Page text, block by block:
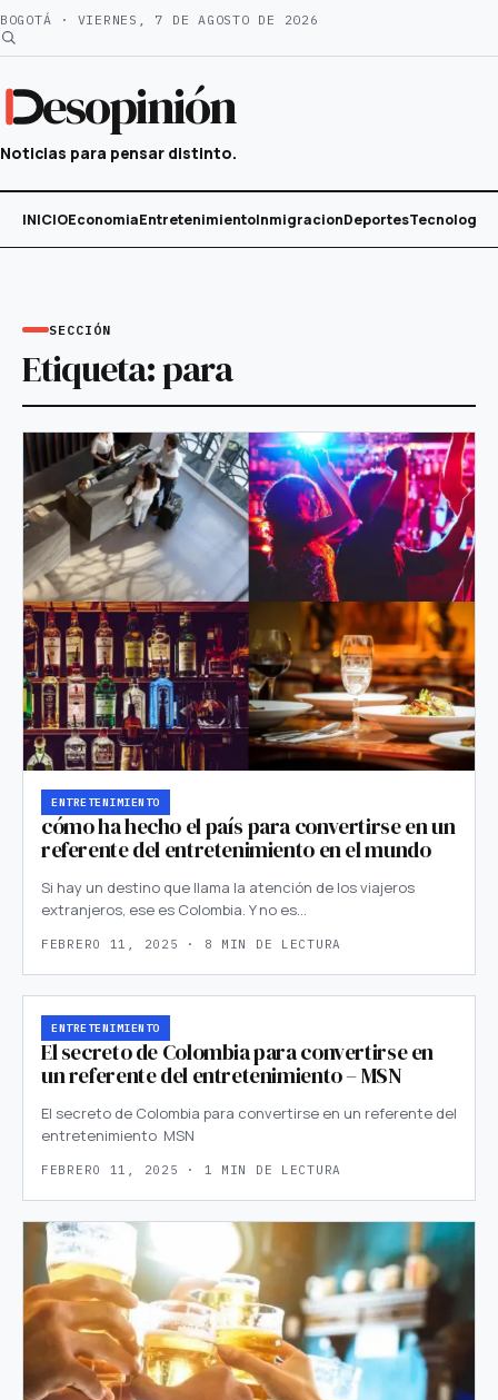
Saltar
al
BOGOTÁ · VIERNES, 7 DE AGOSTO DE 2026
esopinión
Noticias para pensar distinto.
INICIOEconomiaEntretenimientoInmigracionDeportesTecnología
SECCIÓN
Etiqueta:para
ENTRETENIMIENTO
cómo ha hecho el país para convertirse en un
referente del entretenimiento en el mundo
Si hay un destino que llama la atención de los viajeros
extranjeros, ese es Colombia. Y no es…
FEBRERO 11, 2025 · 8 MIN DE LECTURA
ENTRETENIMIENTO
El secreto de Colombia para convertirse en
un referente del entretenimiento – MSN
El secreto de Colombia para convertirse en un referente del
entretenimiento MSN
FEBRERO 11, 2025 · 1 MIN DE LECTURA